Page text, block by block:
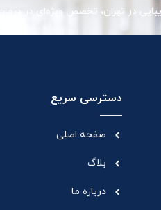
در تهران، تخصص ویژه‌ای در
دسترسی سریع
صفحه اصلی
بلاگ
درباره ما